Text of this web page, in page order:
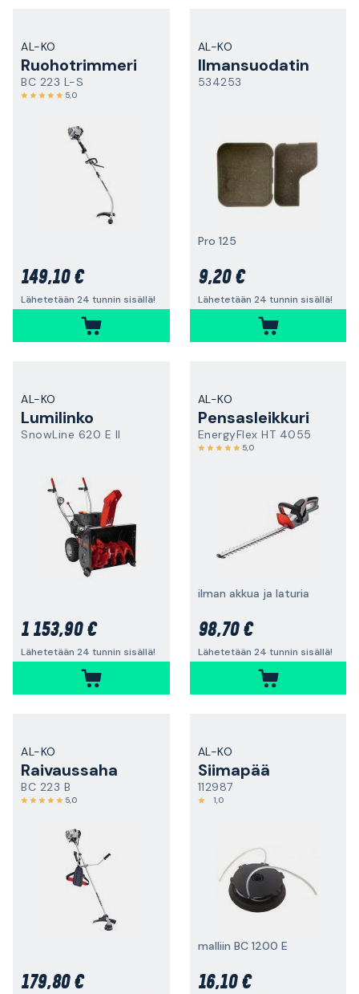
AL-KO
Ruohotrimmeri
BC 223 L-S
5,0
149,10 €
Lähetetään 24 tunnin sisällä!
AL-KO
Ilmansuodatin
534253
Pro 125
9,20 €
Lähetetään 24 tunnin sisällä!
AL-KO
Lumilinko
SnowLine 620 E II
1 153,90 €
Lähetetään 24 tunnin sisällä!
AL-KO
Pensasleikkuri
EnergyFlex HT 4055
5,0
ilman akkua ja laturia
98,70 €
Lähetetään 24 tunnin sisällä!
AL-KO
Raivaussaha
BC 223 B
5,0
179,80 €
AL-KO
Siimapää
112987
1,0
malliin BC 1200 E
16,10 €